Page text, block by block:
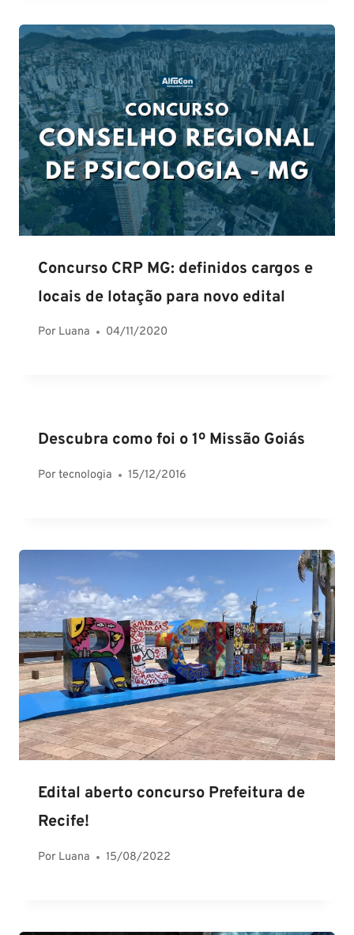
Concurso CRP MG: definidos cargos e
locais de lotação para novo edital
Por Luana 04/11/2020
Descubra como foi o 1º Missão Goiás
Portecnologia 15/12/2016
Edital aberto concurso Prefeitura de
Recife!
Por Luana 15/08/2022